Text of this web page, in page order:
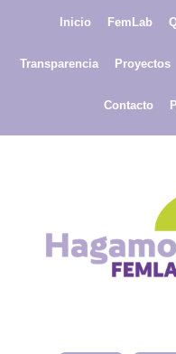
Inicio FemLab
Transparencia Proyectos
Contacto